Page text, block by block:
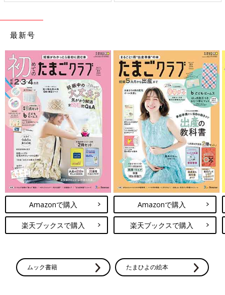
最新号
Amazonで購入
楽天ブックスで購入
Amazonで購入
楽天ブックスで購入
ムック書籍 たまひよの絵本